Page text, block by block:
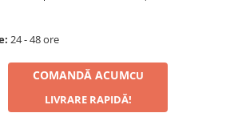
24 - 48 ore
COMANDĂ ACUMCU
LIVRARE RAPIDĂ!